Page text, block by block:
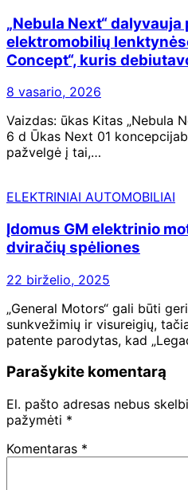
„Nebula Next“
elektromobilių
Concept“, kuris
8 vasario, 2026
Vaizdas: ūkas Kitas „Nebula
6 d Ūkas Next 01
pažvelgė į tai,…
ELEKTRINIAI AUTOMOBILIAI
Įdomus GM elektrinio
dviračių spėliones
22 birželio, 2025
„General Motors“ gali būti
sunkvežimių ir visureigių,
patente parodytas, kad
Parašykite komentarą
El. pašto adresas nebus
pažymėti *
Komentaras *